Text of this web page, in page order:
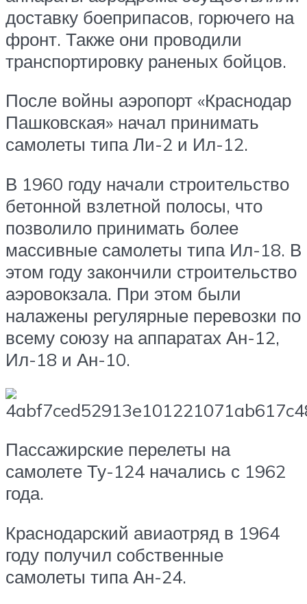
доставку боеприпасов, горючего на
фронт. Также они проводили
транспортировку раненых бойцов.
После войны аэропорт «Краснодар
Пашковская» начал принимать
самолеты типа Ли-2 и Ил-12.
В 1960 году начали строительство
бетонной взлетной полосы, что
позволило принимать более
массивные самолеты типа Ил-18. В
этом году закончили строительство
аэровокзала. При этом были
налажены регулярные перевозки по
всему союзу на аппаратах Ан-12,
Ил-18 и Ан-10.
Пассажирские перелеты на
самолете Ту-124 начались с 1962
года.
Краснодарский авиаотряд в 1964
году получил собственные
самолеты типа Ан-24.